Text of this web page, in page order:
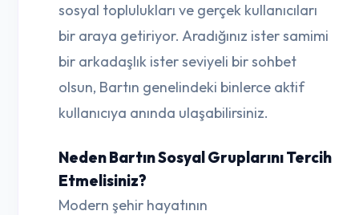
sosyal toplulukları ve gerçek kullanıcıları
bir araya getiriyor. Aradığınız ister samimi
bir arkadaşlık ister seviyeli bir sohbet
olsun, Bartın genelindeki binlerce aktif
kullanıcıya anında ulaşabilirsiniz.
Neden Bartın Sosyal Gruplarını Tercih
Etmelisiniz?
Modern şehir hayatının